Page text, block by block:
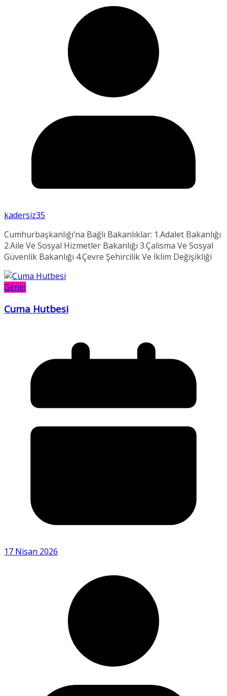
kadersiz35
Cumhurbaşkanlığı’na Bağlı Bakanlıklar: 1.Adalet Bakanlığı
2.Aile Ve Sosyal Hizmetler Bakanlığı 3.Çalisma Ve Sosyal
Güvenlik Bakanlığı 4.Çevre Şehircilik Ve İklim Değişikliği
Genel
Cuma Hutbesi
17 Nisan 2026